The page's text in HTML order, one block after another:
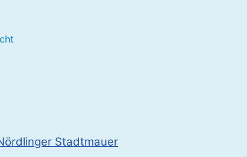
Stadtmauer